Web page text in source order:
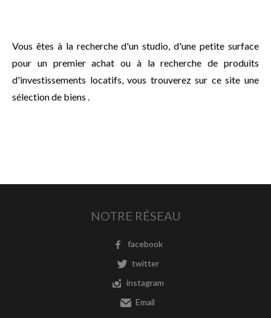
Vous êtes à la recherche d'un studio, d'une petite surface
pour un premier achat ou à la recherche de produits
d'investissements locatifs, vous trouverez sur ce site une
sélection de biens .
NOTRE RÉSEAU
facebook
twitter
instagram
Email